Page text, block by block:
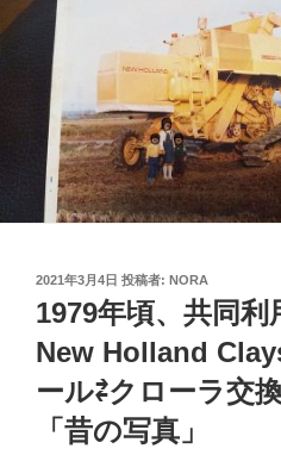
投
稿
日:
2021年3月4日 投稿者: NORA
1979年頃、共同
New Holland
ール⇄クローラ交
「昔の写真」